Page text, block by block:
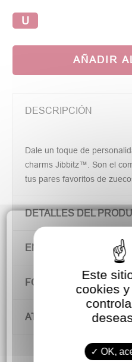
U
AÑADIR
DESCRIPCIÓN
Dale un toque de
charms Jibbitz™. Son el
tus pares favoritos de
DETALLES DEL
ENVÍOS Y
FORMAS DE PAGO
ATENCIÓN AL CLIENTE
Este
cookies
OK,